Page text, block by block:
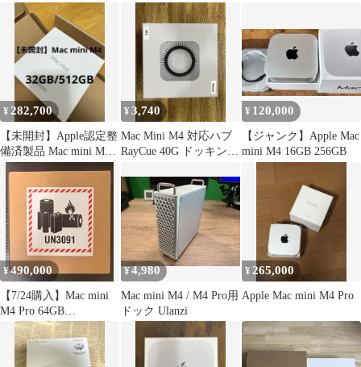
¥282,700
【未開封】Apple認定整
備済製品 Mac mini M4
32GB/512GB
¥3,740
Mac Mini M4 対応ハブ
RayCue 40G ドッキング
¥ 120,000
【ジャンク】Apple Mac
mini M4 16GB 256GB
¥490,000
【7/24購入】Mac mini
M4 Pro 64GB
14CPU/20GPU
¥4,980
Mac mini M4 / M4 Pro用
ドック Ulanzi
¥ 265,000
Apple Mac mini M4 Pro